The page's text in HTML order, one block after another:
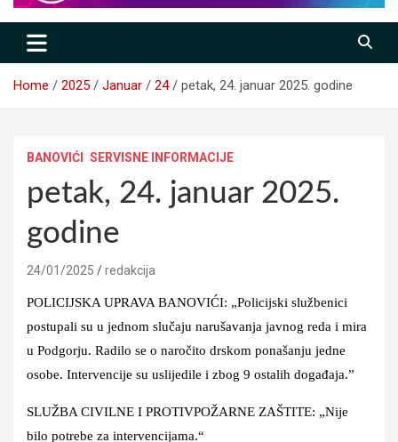
Home 2025 Januar 24 petak, 24. januar 2025. godine
BANOVIĆI SERVISNE INFORMACIJE
petak, 24. januar 2025.
godine
24/01/2025 redakcija
POLICIJSKA UPRAVA BANOVIĆI: „Policijski službenici
postupali su u jednom slučaju narušavanja javnog reda i mira
u Podgorju. Radilo se o naročito drskom ponašanju jedne
osobe. Intervencije su uslijedile i zbog 9 ostalih događaja.”
SLUŽBA CIVILNE I PROTIVPOŽARNE ZAŠTITE: „Nije
bilo potrebe za intervencijama.“